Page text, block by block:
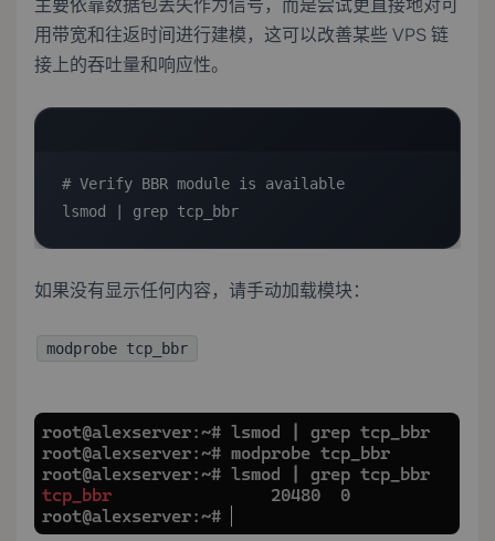
主要依靠数据包丢失作为信号，而是尝试更直接地对可
用带宽和往返时间进行建模，这可以改善某些 VPS 链
接上的吞吐量和响应性。
# Verify BBR module is available
lsmod | grep tcp_bbr
如果没有显示任何内容，请手动加载模块：
modprobe tcp_bbr